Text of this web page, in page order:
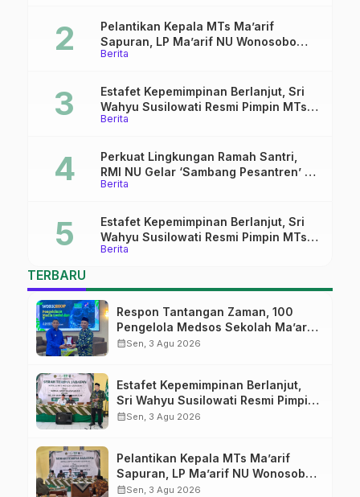
Berita
Pelantikan Kepala MTs Ma’arif
Sapuran, LP Ma’arif NU Wonosobo
Tekankan Lima Amanah
Berita
Estafet Kepemimpinan Berlanjut, Sri
Wahyu Susilowati Resmi Pimpin MTs
Ma’arif Sapuran
Berita
Perkuat Lingkungan Ramah Santri,
RMI NU Gelar ‘Sambang Pesantren’ di
Pati
Berita
Estafet Kepemimpinan Berlanjut, Sri
Wahyu Susilowati Resmi Pimpin MTs
Ma’arif Sapuran
TERBARU
Respon Tantangan Zaman, 100
Pengelola Medsos Sekolah Ma’arif
Pekalongan Ikuti Pelatihan Literasi
calendar_monthSen, 3 Agu 2026
Estafet Kepemimpinan Berlanjut,
Sri Wahyu Susilowati Resmi Pimpin
MTs Ma’arif Sapuran
calendar_monthSen, 3 Agu 2026
Pelantikan Kepala MTs Ma’arif
Sapuran, LP Ma’arif NU Wonosobo
Tekankan Lima Amanah
calendar_monthSen, 3 Agu 2026